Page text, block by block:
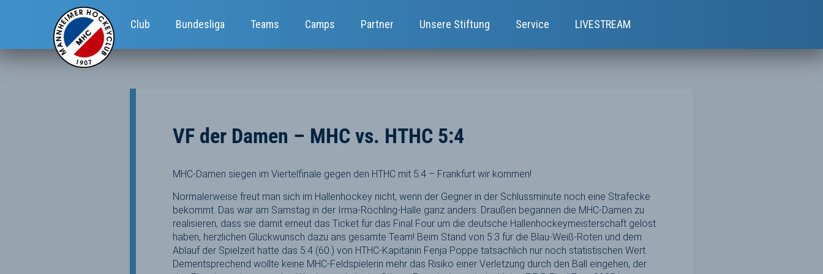
Club Bundesliga Teams Camps Partner Unsere Stiftung Service LIVESTREAM
VF der Damen – MHC vs. HTHC 5:4
MHC-Damen siegen im Viertelfinale gegen den HTHC mit 5:4 – Frankfurt wir kommen!
Normalerweise freut man sich im Hallenhockey nicht, wenn der Gegner in der Schlussminute noch eine Strafecke
bekommt. Das war am Samstag in der Irma-Röchling-Halle ganz anders. Draußen begannen die MHC-Damen zu
realisieren, dass sie damit erneut das Ticket für das Final Four um die deutsche Hallenhockeymeisterschaft gelöst
haben, herzlichen Glückwunsch dazu ans gesamte Team! Beim Stand von 5:3 für die Blau-Weiß-Roten und dem
Ablauf der Spielzeit hatte das 5:4 (60.) von HTHC-Kapitänin Fenja Poppe tatsächlich nur noch statistischen Wert.
Dementsprechend wollte keine MHC-Feldspielerin mehr das Risiko einer Verletzung durch den Ball eingehen, der